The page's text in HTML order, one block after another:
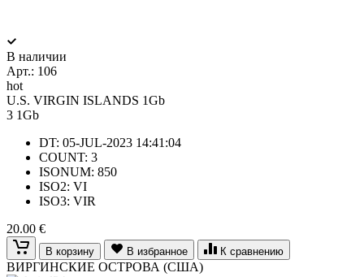
В наличии
Арт.: 106
hot
U.S. VIRGIN ISLANDS 1Gb
3 1Gb
DT: 05-JUL-2023 14:41:04
COUNT: 3
ISONUM: 850
ISO2: VI
ISO3: VIR
20.00 €
В корзину В избранное К сравнению
ВИРГИНСКИЕ ОСТРОВА (США)